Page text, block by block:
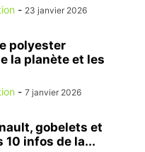
- 23 janvier 2026
polyester
la planète et les
- 7 janvier 2026
gobelets et
10 infos de la...